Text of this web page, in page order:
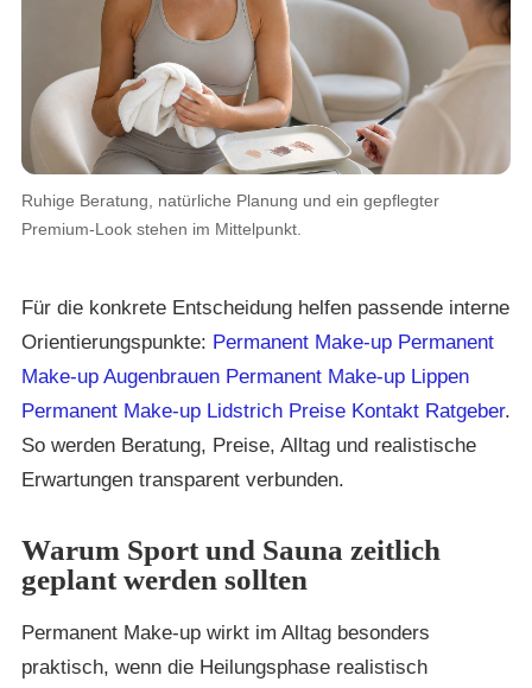
Ruhige Beratung, natürliche Planung und ein gepflegter
Premium-Look stehen im Mittelpunkt.
Für die konkrete Entscheidung helfen passende interne
Orientierungspunkte: Permanent Make-up Permanent
Make-up Augenbrauen Permanent Make-up Lippen
Permanent Make-up Lidstrich Preise Kontakt Ratgeber.
So werden Beratung, Preise, Alltag und realistische
Erwartungen transparent verbunden.
Warum Sport und Sauna zeitlich
geplant werden sollten
Permanent Make-up wirkt im Alltag besonders
praktisch, wenn die Heilungsphase realistisch